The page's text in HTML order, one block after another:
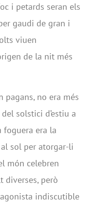
i petards seran els
gaudi de gran i
viuen
de la nit més
pagans, no era més
solstici d’estiu a
foguera era la
sol per atorgar-li
món celebren
diverses, però
indiscutible